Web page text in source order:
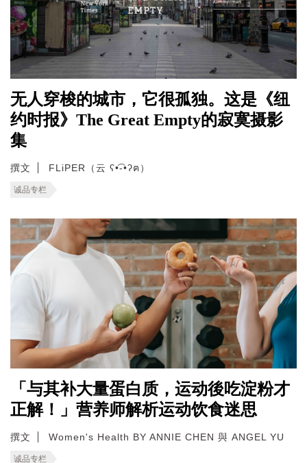
无人穿梭的城市，它很孤独。这是《纽
约时报》The Great Empty的寂寞摄影
集
撰文 FLiPER（云 ʕ•͡-•ʔฅ）
诚品专栏
「与其补大量蛋白质，运动後吃淀粉才
正解！」营养师解析运动饮食迷思
撰文 Women's Health BY ANNIE CHEN 與 ANGEL YU
诚品专栏